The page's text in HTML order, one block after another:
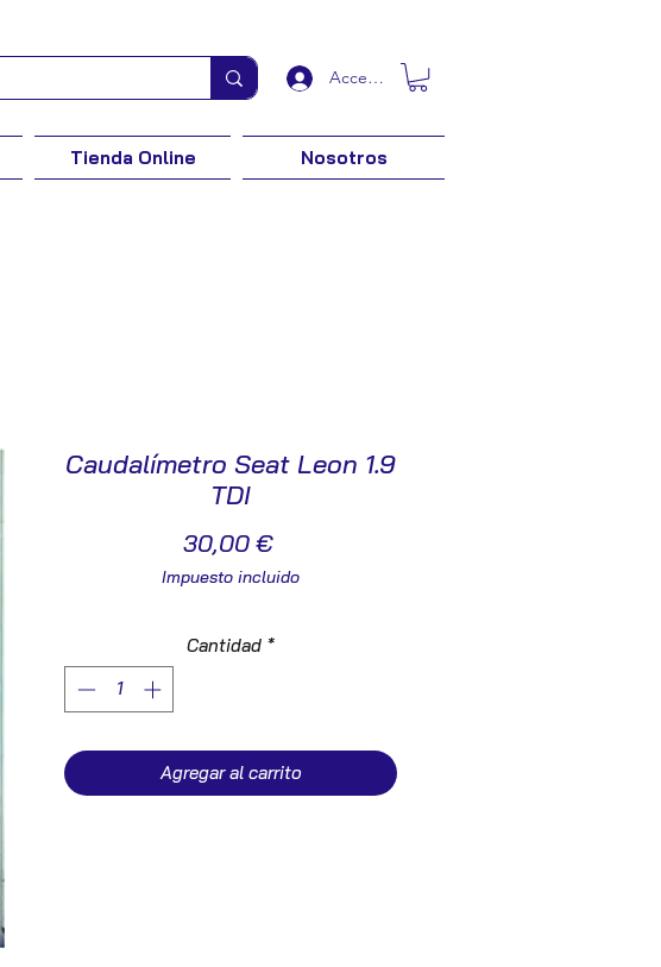
Acceder
Tienda Online Nosotros
Caudalímetro Seat Leon 1.9
TDI
30,00 €Precio
Impuesto incluido
Cantidad *
Agregar al carrito